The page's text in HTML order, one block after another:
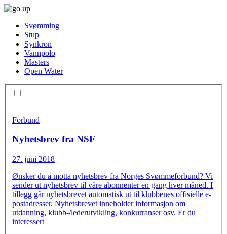
Svømming
Stup
Synkron
Vannpolo
Masters
Open Water
Forbund
Nyhetsbrev fra NSF
27. juni 2018
Ønsker du å motta nyhetsbrev fra Norges Svømmeforbund? Vi
sender ut nyhetsbrev til våre abonnenter en gang hver måned. I
tillegg går nyhetsbrevet automatisk ut til klubbenes offisielle e-
postadresser. Nyhetsbrevet inneholder informasjon om
utdanning, klubb-/lederutvikling, konkurranser osv. Er du
interessert